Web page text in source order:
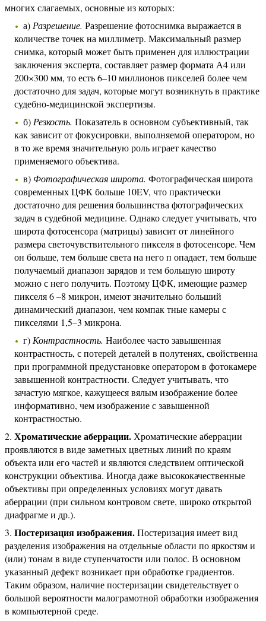
многих слагаемых, основные из которых:
а) Разрешение. Разрешение фотоснимка выражается в
количестве точек на миллиметр. Максимальный размер
снимка, который может быть применен для иллюстрации
заключения эксперта, составляет размер формата А4 или
200×300 мм, то есть 6–10 миллионов пикселей более чем
достаточно для задач, которые могут возникнуть в практике
судебно-медицинской экспертизы.
б) Резкость. Показатель в основном субъективный, так
как зависит от фокусировки, выполняемой оператором, но
в то же время значительную роль играет качество
применяемого объектива.
в) Фотографическая широта. Фотографическая широта
современных ЦФК больше 10EV, что практически
достаточно для решения большинства фотографических
задач в судебной медицине. Однако следует учитывать, что
широта фотосенсора (матрицы) зависит от линейного
размера светочувствительного пикселя в фотосенсоре. Чем
он больше, тем больше света на него п опадает, тем больше
получаемый диапазон зарядов и тем большую широту
можно с него получить. Поэтому ЦФК, имеющие размер
пикселя 6 –8 микрон, имеют значительно больший
динамический диапазон, чем компак тные камеры с
пикселями 1,5–3 микрона.
г) Контрастность. Наиболее часто завышенная
контрастность, с потерей деталей в полутенях, свойственна
при программной предустановке оператором в фотокамере
завышенной контрастности. Следует учитывать, что
зачастую мягкое, кажущееся вялым изображение более
информативно, чем изображение с завышенной
контрастностью.
Хроматические аберрации. Хроматические аберрации
проявляются в виде заметных цветных линий по краям
объекта или его частей и являются следствием оптической
конструкции объектива. Иногда даже высококачественные
объективы при определенных условиях могут давать
аберрации (при сильном контровом свете, широко открытой
диафрагме и др.).
Постеризация изображения.Постеризация имеет вид
разделения изображения на отдельные области по яркостям и
(или) тонам в виде ступенчатости или полос. В основном
указанный дефект возникает при обработке градиентов.
Таким образом, наличие постеризации свидетельствует о
большой вероятности малограмотной обработки изображения
в компьютерной среде.